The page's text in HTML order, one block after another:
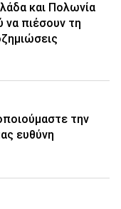
και Πολωνία
να πιέσουν τη
την
ευθύνη